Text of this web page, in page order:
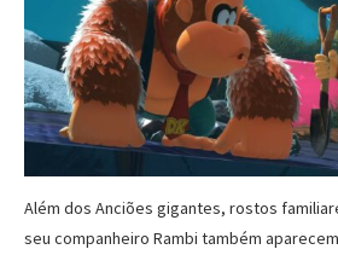
Além dos Anciões gigantes, rostos
seu companheiro Rambi também